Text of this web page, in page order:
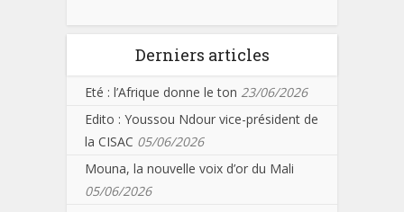
Derniers articles
Eté : l’Afrique donne le ton 23/06/2026
Edito : Youssou Ndour vice-président de
la CISAC 05/06/2026
Mouna, la nouvelle voix d’or du Mali
05/06/2026